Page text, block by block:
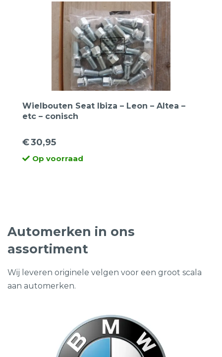
Wielbouten Seat Ibiza – Leon – Altea –
etc – conisch
€30,95
Op voorraad
Automerken in ons
assortiment
Wij leveren originele velgen voor een groot scala
aan automerken.